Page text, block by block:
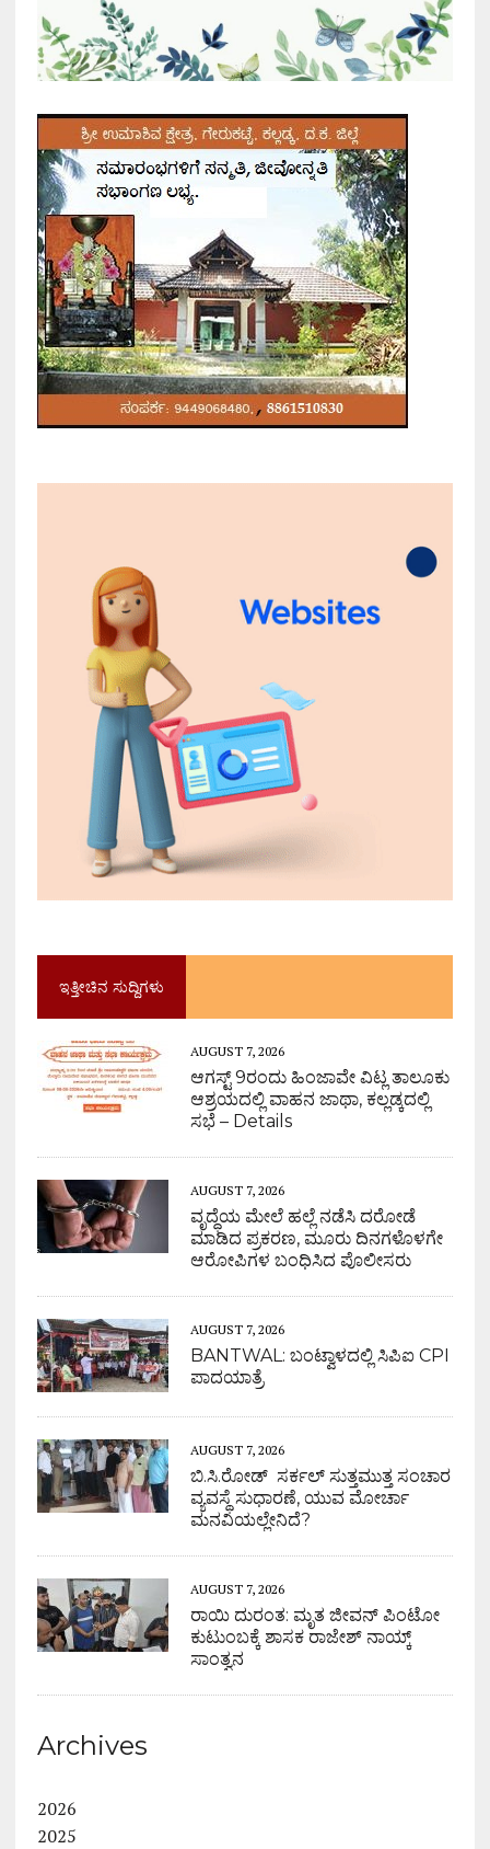
ಇತ್ತೀಚಿನ ಸುದ್ದಿಗಳು
AUGUST 7, 2026
ಆಗಸ್ಟ್ 9ರಂದು ಹಿಂಜಾವೇ ವಿಟ್ಲ ತಾಲೂಕು
ಆಶ್ರಯದಲ್ಲಿ ವಾಹನ ಜಾಥಾ, ಕಲ್ಲಡ್ಕದಲ್ಲಿ
ಸಭೆ – Details
AUGUST 7, 2026
ವೃದ್ಧೆಯ ಮೇಲೆ ಹಲ್ಲೆ ನಡೆಸಿ ದರೋಡೆ
ಮಾಡಿದ ಪ್ರಕರಣ, ಮೂರು ದಿನಗಳೊಳಗೇ
ಆರೋಪಿಗಳ ಬಂಧಿಸಿದ ಪೊಲೀಸರು
AUGUST 7, 2026
BANTWAL: ಬಂಟ್ವಾಳದಲ್ಲಿ ಸಿಪಿಐ CPI
ಪಾದಯಾತ್ರೆ
AUGUST 7, 2026
ಬಿ.ಸಿ.ರೋಡ್ ಸರ್ಕಲ್ ಸುತ್ತಮುತ್ತ ಸಂಚಾರ
ವ್ಯವಸ್ಥೆ ಸುಧಾರಣೆ, ಯುವ ಮೋರ್ಚಾ
ಮನವಿಯಲ್ಲೇನಿದೆ?
AUGUST 7, 2026
ರಾಯಿ ದುರಂತ: ಮೃತ ಜೀವನ್ ಪಿಂಟೋ
ಕುಟುಂಬಕ್ಕೆ ಶಾಸಕ ರಾಜೇಶ್ ನಾಯ್ಕ್
ಸಾಂತ್ವನ
Archives
2026
2025